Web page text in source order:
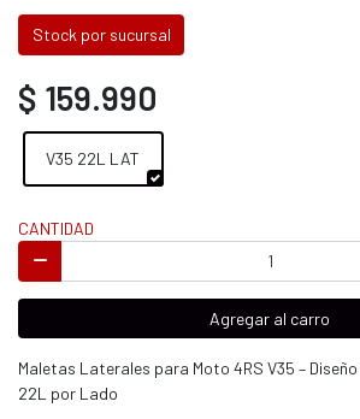
Stock por sucursal
$ 159.990
V35 22L LAT
CANTIDAD
Agregar al carro
Maletas Laterales para Moto 4RS V35 –
22L por Lado